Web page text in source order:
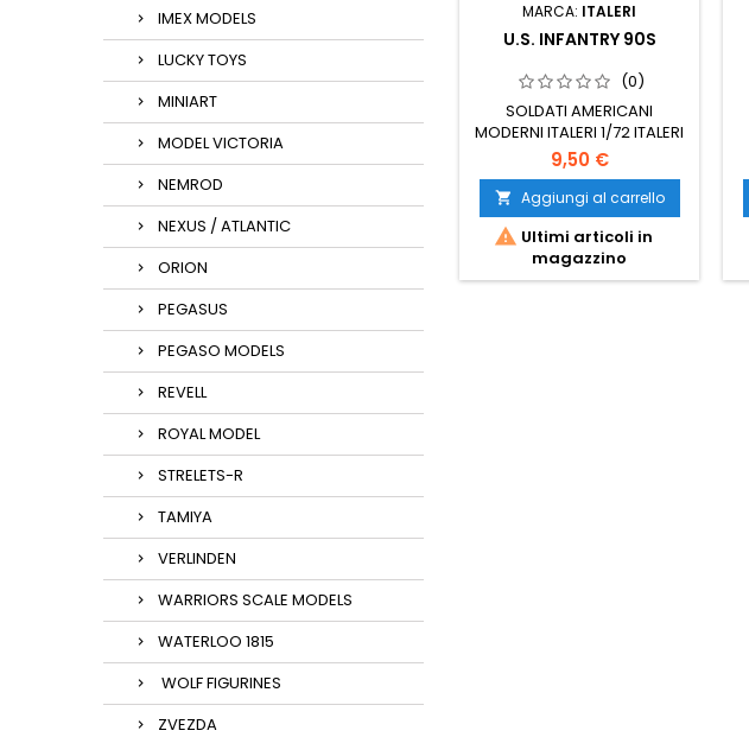
IMEX MODELS
LUCKY TOYS
MINIART
MODEL VICTORIA
NEMROD
NEXUS / ATLANTIC
ORION
PEGASUS
PEGASO MODELS
REVELL
ROYAL MODEL
STRELETS-R
TAMIYA
VERLINDEN
WARRIORS SCALE MODELS
WATERLOO 1815
WOLF FIGURINES
ZVEZDA
MARCA: ITALERI
U.S. INFANTRY 90S
(0)
SOLDATI AMERICANI
MODERNI ITALERI 1/72 ITALERI
9,50 €
 Aggiungi al carrello
 Ultimi articoli in
magazzino